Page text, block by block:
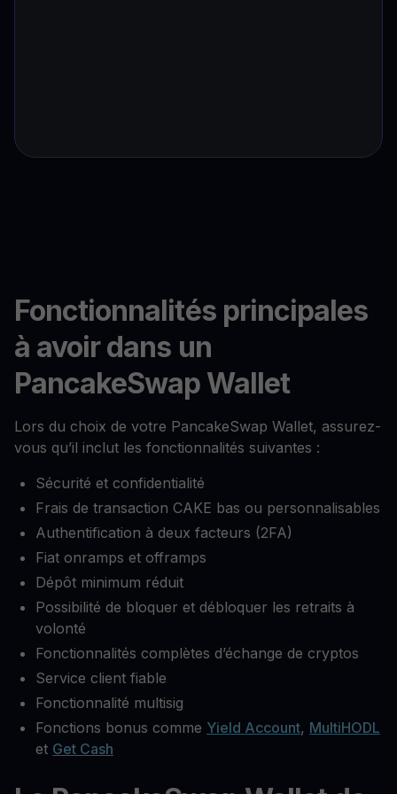
Fonctionnalités principales
à avoir dans un
PancakeSwap Wallet
Lors du choix de votre PancakeSwap Wallet, assurez-
vous qu’il inclut les fonctionnalités suivantes :
Sécurité et confidentialité
Frais de transaction CAKE bas ou personnalisables
Authentification à deux facteurs (2FA)
Fiat onramps et offramps
Dépôt minimum réduit
Possibilité de bloquer et débloquer les retraits à
volonté
Fonctionnalités complètes d’échange de cryptos
Service client fiable
Fonctionnalité multisig
Fonctions bonus comme Yield Account, MultiHODL
et Get Cash